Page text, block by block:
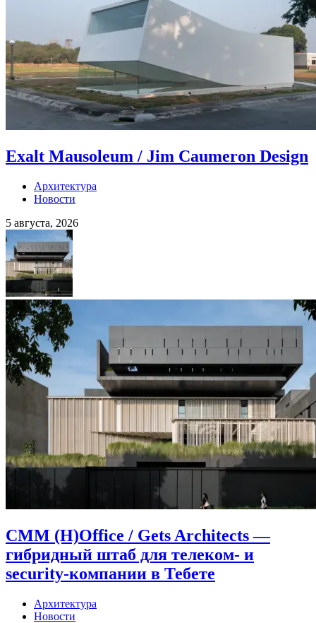
Exalt Mausoleum / Jim Caumeron Design
Архитектура
Новости
5 августа, 2026
CMM (H)Office / Gets Architects —
гибридный штаб для телеком- и
security-компании в Тебете
Архитектура
Новости